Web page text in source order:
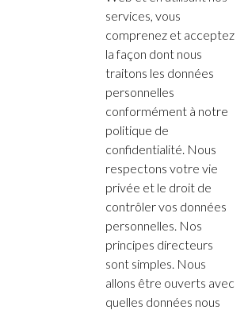
services, vous
comprenez et acceptez
la façon dont nous
traitons les données
personnelles
conformément à notre
politique de
confidentialité. Nous
respectons votre vie
privée et le droit de
contrôler vos données
personnelles. Nos
principes directeurs
sont simples. Nous
allons être ouverts avec
quelles données nous